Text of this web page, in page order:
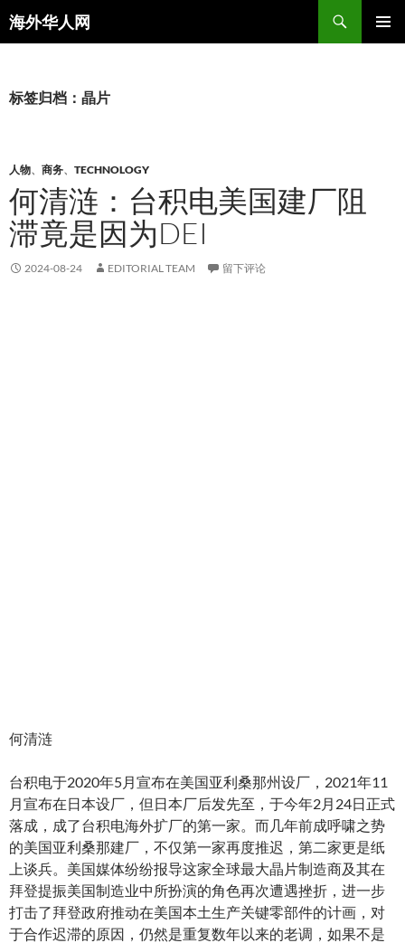
海外华人网
搜
索
文
标签归档：晶片
人物、 商务、 TECHNOLOGY
何清涟：台积电美国建厂阻
滞竟是因为DEI
2024-08-24 EDITORIAL TEAM 留下评论
何清涟
台积电于2020年5月宣布在美国亚利桑那州设厂，2021年11
月宣布在日本设厂，但日本厂后发先至，于今年2月24日正式
落成，成了台积电海外扩厂的第一家。而几年前成呼啸之势
的美国亚利桑那建厂，不仅第一家再度推迟，第二家更是纸
上谈兵。美国媒体纷纷报导这家全球最大晶片制造商及其在
拜登提振美国制造业中所扮演的角色再次遭遇挫折，进一步
打击了拜登政府推动在美国本土生产关键零部件的计画，对
于合作迟滞的原因，仍然是重复数年以来的老调，如果不是